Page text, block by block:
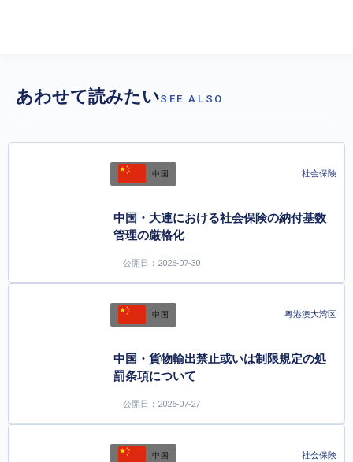
あわせて読みたいSEE ALSO
中国 社会保険
中国・大連における社会保険の納付基数
管理の厳格化
公開日：2026-07-30
中国 粤港澳大湾区
中国・貨物輸出禁止或いは制限規定の処
罰条項について
公開日：2026-07-27
中国 社会保険